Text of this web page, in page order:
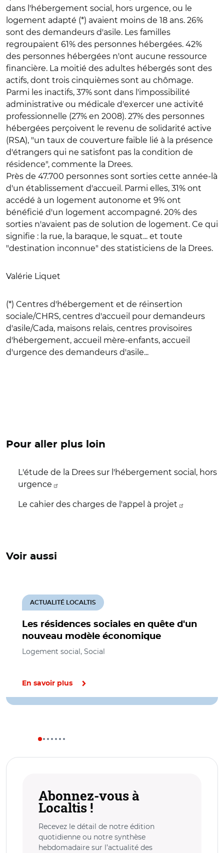
dans l'hébergement social, hors urgence, ou le
logement adapté (*) avaient moins de 18 ans. 26%
sont des demandeurs d'asile. Les familles
regroupaient 61% des personnes hébergées. 42%
des personnes hébergées n'ont aucune ressource
financière. La moitié des adultes hébergés sont des
actifs, dont trois cinquièmes sont au chômage.
Parmi les inactifs, 37% sont dans l'impossibilité
administrative ou médicale d'exercer une activité
professionnelle (27% en 2008). 27% des personnes
hébergées perçoivent le revenu de solidarité active
(RSA), "un taux de couverture faible lié à la présence
d'étrangers qui ne satisfont pas la condition de
résidence", commente la Drees.
Près de 47.700 personnes sont sorties cette année-là
d'un établissement d'accueil. Parmi elles, 31% ont
accédé à un logement autonome et 9% ont
bénéficié d'un logement accompagné. 20% des
sorties n'avaient pas de solution de logement. Ce qui
signifie : la rue, la baraque, le squat... et toute
"destination inconnue" des statisticiens de la Drees.
Valérie Liquet
(*) Centres d'hébergement et de réinsertion
sociale/CHRS, centres d'accueil pour demandeurs
d'asile/Cada, maisons relais, centres provisoires
d'hébergement, accueil mère-enfants, accueil
d'urgence des demandeurs d'asile...
Pour aller plus loin
L'étude de la Drees sur l'hébergement social, hors
urgence
Le cahier des charges de l'appel à projet
Voir aussi
Les résidences sociales en quête d'un
nouveau modèle économique
ACTUALITÉ LOCALTIS
Logement social, Social
En savoir plus
Abonnez-vous à
Localtis !
Recevez le détail de notre édition
quotidienne ou notre synthèse
hebdomadaire sur l’actualité des